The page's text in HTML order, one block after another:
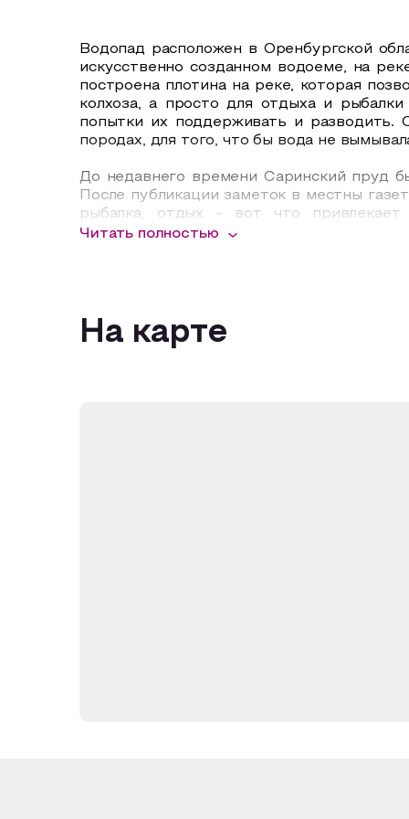
Водопад расположен в Оренбургской
искусственно созданном водоеме, на
построена плотина на реке, которая
колхоза, а просто для отдыха и
попытки их поддерживать и
породах, для того, что бы вода не
До недавнего времени Саринский пруд
После публикации заметок в местны
рыбалка, отдых - вот что привлекает
некоммерческим партнерством
питьевой водой.
Читать полностью
На карте